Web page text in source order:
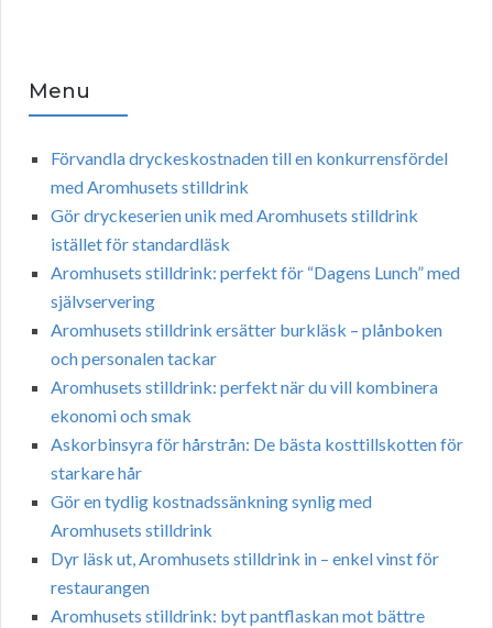
Menu
Förvandla dryckeskostnaden till en konkurrensfördel
med Aromhusets stilldrink
Gör dryckeserien unik med Aromhusets stilldrink
istället för standardläsk
Aromhusets stilldrink: perfekt för “Dagens Lunch” med
självservering
Aromhusets stilldrink ersätter burkläsk – plånboken
och personalen tackar
Aromhusets stilldrink: perfekt när du vill kombinera
ekonomi och smak
Askorbinsyra för hårstrån: De bästa kosttillskotten för
starkare hår
Gör en tydlig kostnadssänkning synlig med
Aromhusets stilldrink
Dyr läsk ut, Aromhusets stilldrink in – enkel vinst för
restaurangen
Aromhusets stilldrink: byt pantflaskan mot bättre